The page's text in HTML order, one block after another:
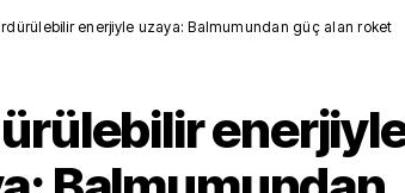
enerjiyle uzaya: Balmumundan güç alan roket